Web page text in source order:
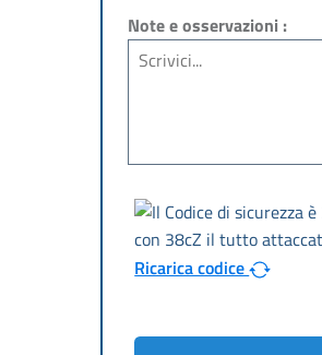
Note e osservazioni :
Ricarica codice